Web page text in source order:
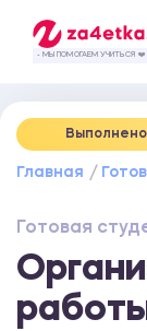
- МЫ ПОМОГАЕМ УЧИТЬСЯ ❤️
Главная
Готовая